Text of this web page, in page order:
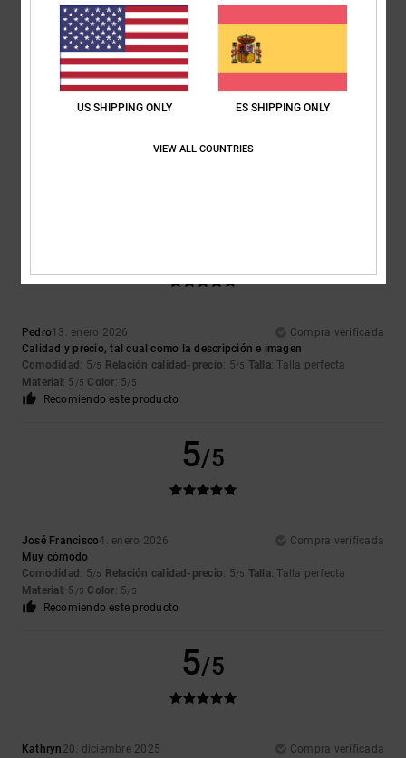
5
Pedro13. enero 2026
Compra verificada
Calidad y precio, tal cual como la descripción e imagen
Comodidad : 5/5 Relación calidad-precio: 5/5 Talla: Talla perfecta
Material : 5 /5 Color: 5/5
Recomiendo este producto
5/5
José Francisco4. enero 2026
Compra verificada
Muy cómodo
Comodidad : 5/5 Relación calidad-precio: 5/5 Talla: Talla perfecta
Material : 5 /5 Color: 5/5
Recomiendo este producto
5/5
Kathryn 20. diciembre 2025
Compra verificada
US SHIPPING ONLY ES SHIPPING ONLY
VIEW ALL COUNTRIES